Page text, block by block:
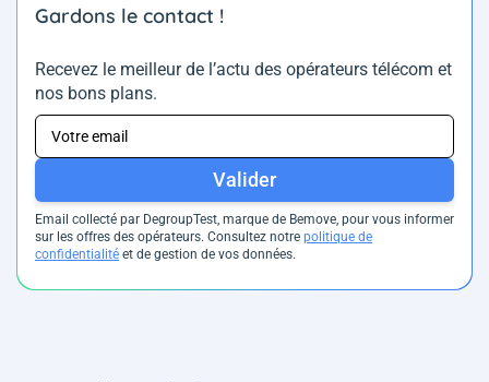
Gardons le contact !
Recevez le meilleur de l’actu des opérateurs télécom et
nos bons plans.
Valider
Email collecté par DegroupTest, marque de Bemove, pour vous informer
sur les offres des opérateurs. Consultez notre politique de
confidentialité et de gestion de vos données.